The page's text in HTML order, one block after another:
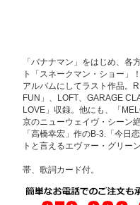
「バナナマン」をはじめ、各
ト「スネークマン・ショー」
アルバムにしてラスト作品。
FUN」、LOFT、GARAGE
LOVE」収録。他にも、「
京のニューウェイヴ・シーン
「高橋幸宏」作のB-3.「今日
トと言えるエヴァー・グリー
帯、歌詞カード付。